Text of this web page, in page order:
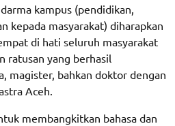
kampus (pendidikan,
kepada masyarakat) diharapkan
di hati seluruh masyarakat
ratusan yang berhasil
magister, bahkan doktor dengan
Aceh.
membangkitkan bahasa dan